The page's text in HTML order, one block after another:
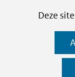
CookiesDeze